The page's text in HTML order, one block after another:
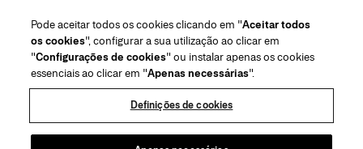
Atendimiento ao cliente
Encontrar uma loja
Fale conosco
Envios e devoluções de Beleza
Envios e Devoluções de Moda
Acompanhe seu pedido
Serviço para embalagem para presente
Centro de preferências
Sobre nós
House of Herrera
Carolina Herrera for Women in the Arts
Puig
(abre em uma nova guia)
chcarolinaherrera.com
(abre em uma nova guia)
Termos e Condições
Beauty Termos e Condições de Venda
Pode aceitar todos os cookies clicando em "Aceitar todos
os cookies", configurar a sua utilização ao clicar em
"Configurações de cookies" ou instalar apenas os cookies
essenciais ao clicar em "Apenas necessárias".
Definições de cookies